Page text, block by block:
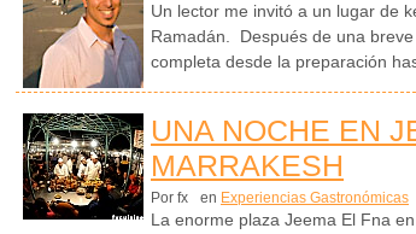
Un lector me invitó a un lugar de
Ramadán. Después de una
completa desde la preparación
UNA NOCHE EN
MARRAKESH
Por fx en Experiencias Gastronómicas
La enorme plaza Jeema El Fna